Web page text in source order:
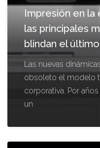
Impresión en la
las principales
blindan el
Las nuevas
obsoleto el modelo
corporativa. Por
un